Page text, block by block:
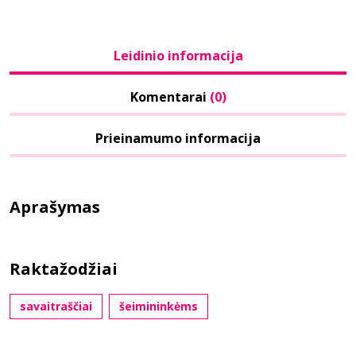
Leidinio informacija
Komentarai (0)
Prieinamumo informacija
Aprašymas
Raktažodžiai
savaitraščiai šeimininkėms